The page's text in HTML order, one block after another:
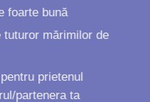
foarte bună
mărimilor de
prietenul
partenera ta